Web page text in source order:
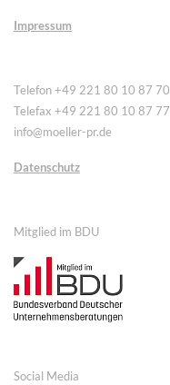
Impressum
Telefon +49 221 80 10 87 70
Telefax +49 221 80 10 87 77
info@moeller-pr.de
Datenschutz
Mitglied im BDU
Social Media